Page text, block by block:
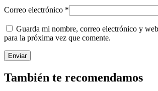
Correo electrónico *
Guarda mi nombre, correo electrónico y
para la próxima vez que comente.
También te recomendamos